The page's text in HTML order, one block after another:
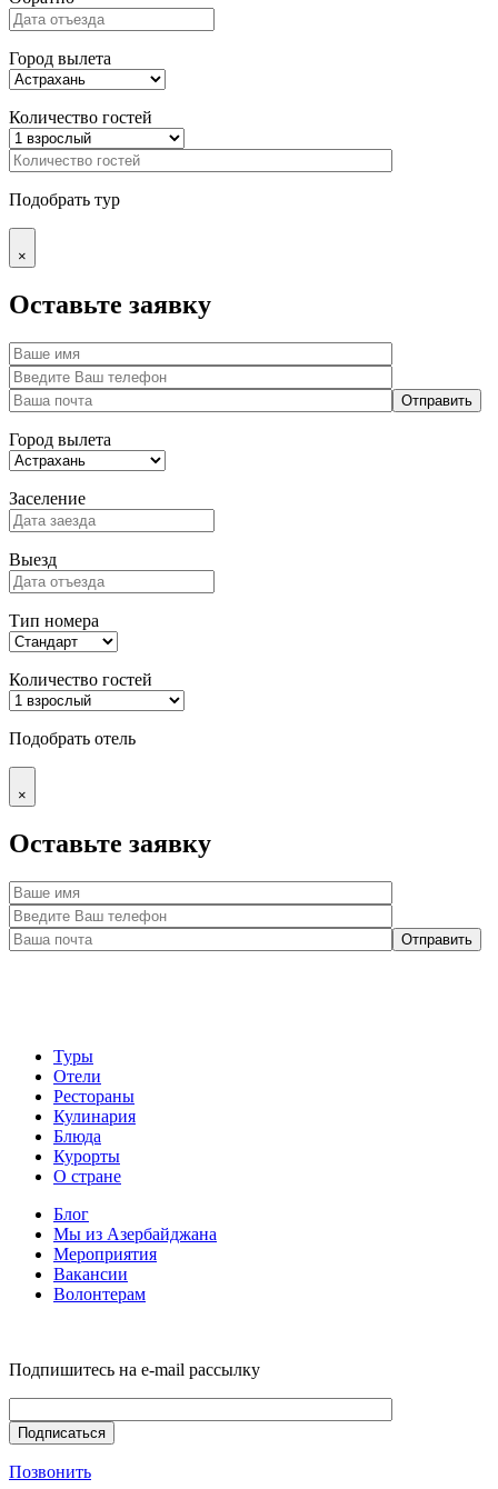
Город вылета
Количество гостей
Подобрать тур
×
Оставьте заявку
Город вылета
Заселение
Выезд
Тип номера
Количество гостей
Подобрать отель
×
Оставьте заявку
Туры
Отели
Рестораны
Кулинария
Блюда
Курорты
О стране
Блог
Мы из Азербайджана
Мероприятия
Вакансии
Волонтерам
Подпишитесь на e-mail рассылку
Позвонить